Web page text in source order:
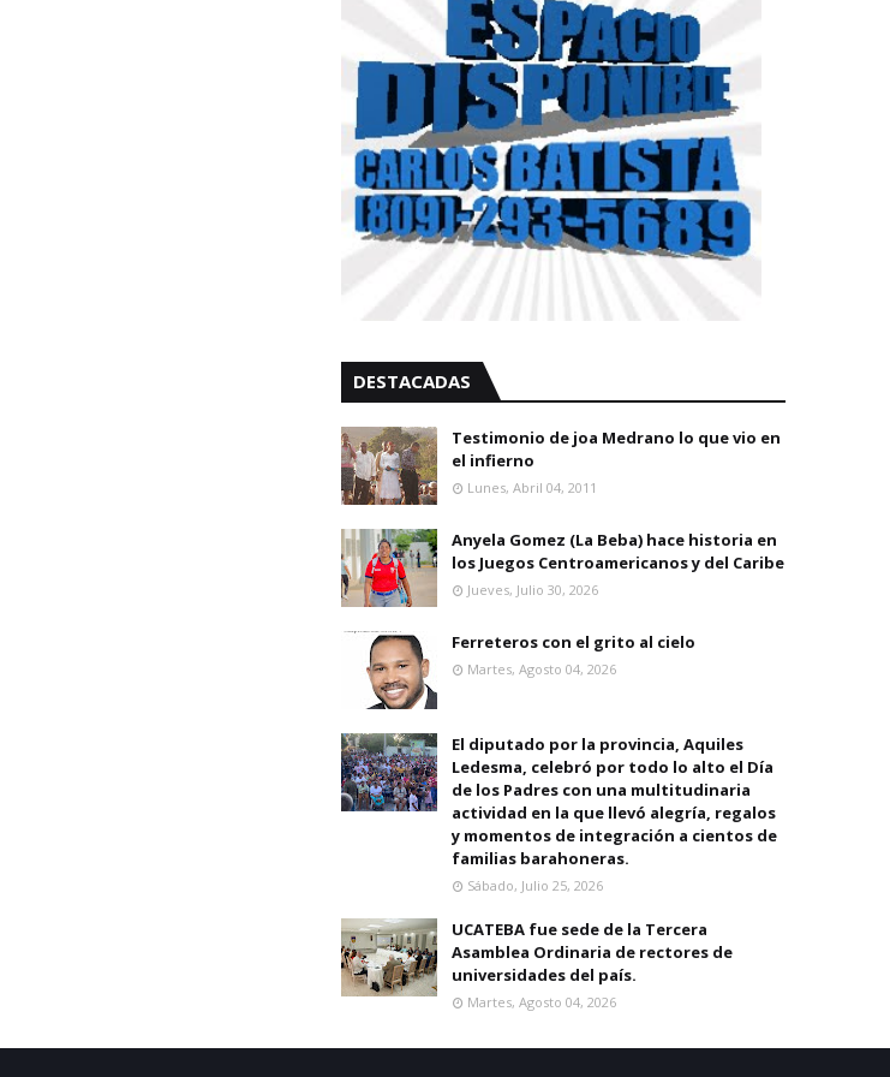
DESTACADAS
Testimonio de joa Medrano lo que vio en
el infierno
Lunes, Abril 04, 2011
Anyela Gomez (La Beba) hace historia en
los Juegos Centroamericanos y del Caribe
Jueves, Julio 30, 2026
Ferreteros con el grito al cielo
Martes, Agosto 04, 2026
El diputado por la provincia, Aquiles
Ledesma, celebró por todo lo alto el Día
de los Padres con una multitudinaria
actividad en la que llevó alegría, regalos
y momentos de integración a cientos de
familias barahoneras.
Sábado, Julio 25, 2026
UCATEBA fue sede de la Tercera
Asamblea Ordinaria de rectores de
universidades del país.
Martes, Agosto 04, 2026